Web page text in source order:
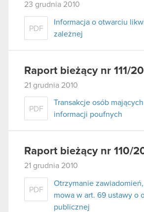
23 grudnia 2010
PDF
Informacja o otwarciu
zależnej
Raport bieżący nr 111/
21 grudnia 2010
PDF
Transakcje osób
informacji poufnych
Raport bieżący nr 110/
21 grudnia 2010
PDF
Otrzymanie
mowa w art. 69 ustawy o
publicznej